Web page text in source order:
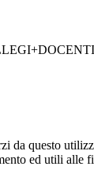
da questo
ed utili alle